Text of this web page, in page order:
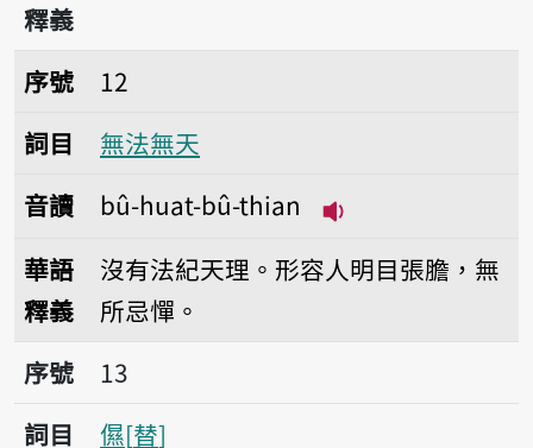
釋義
序號12無法無天
序號
12
詞目
無法無天
音讀
bû-huat-bû-thian
華語
釋義
沒有法紀天理。形容人明目張膽，無
所忌憚。
序號13儑
序號
13
詞目
儑 替